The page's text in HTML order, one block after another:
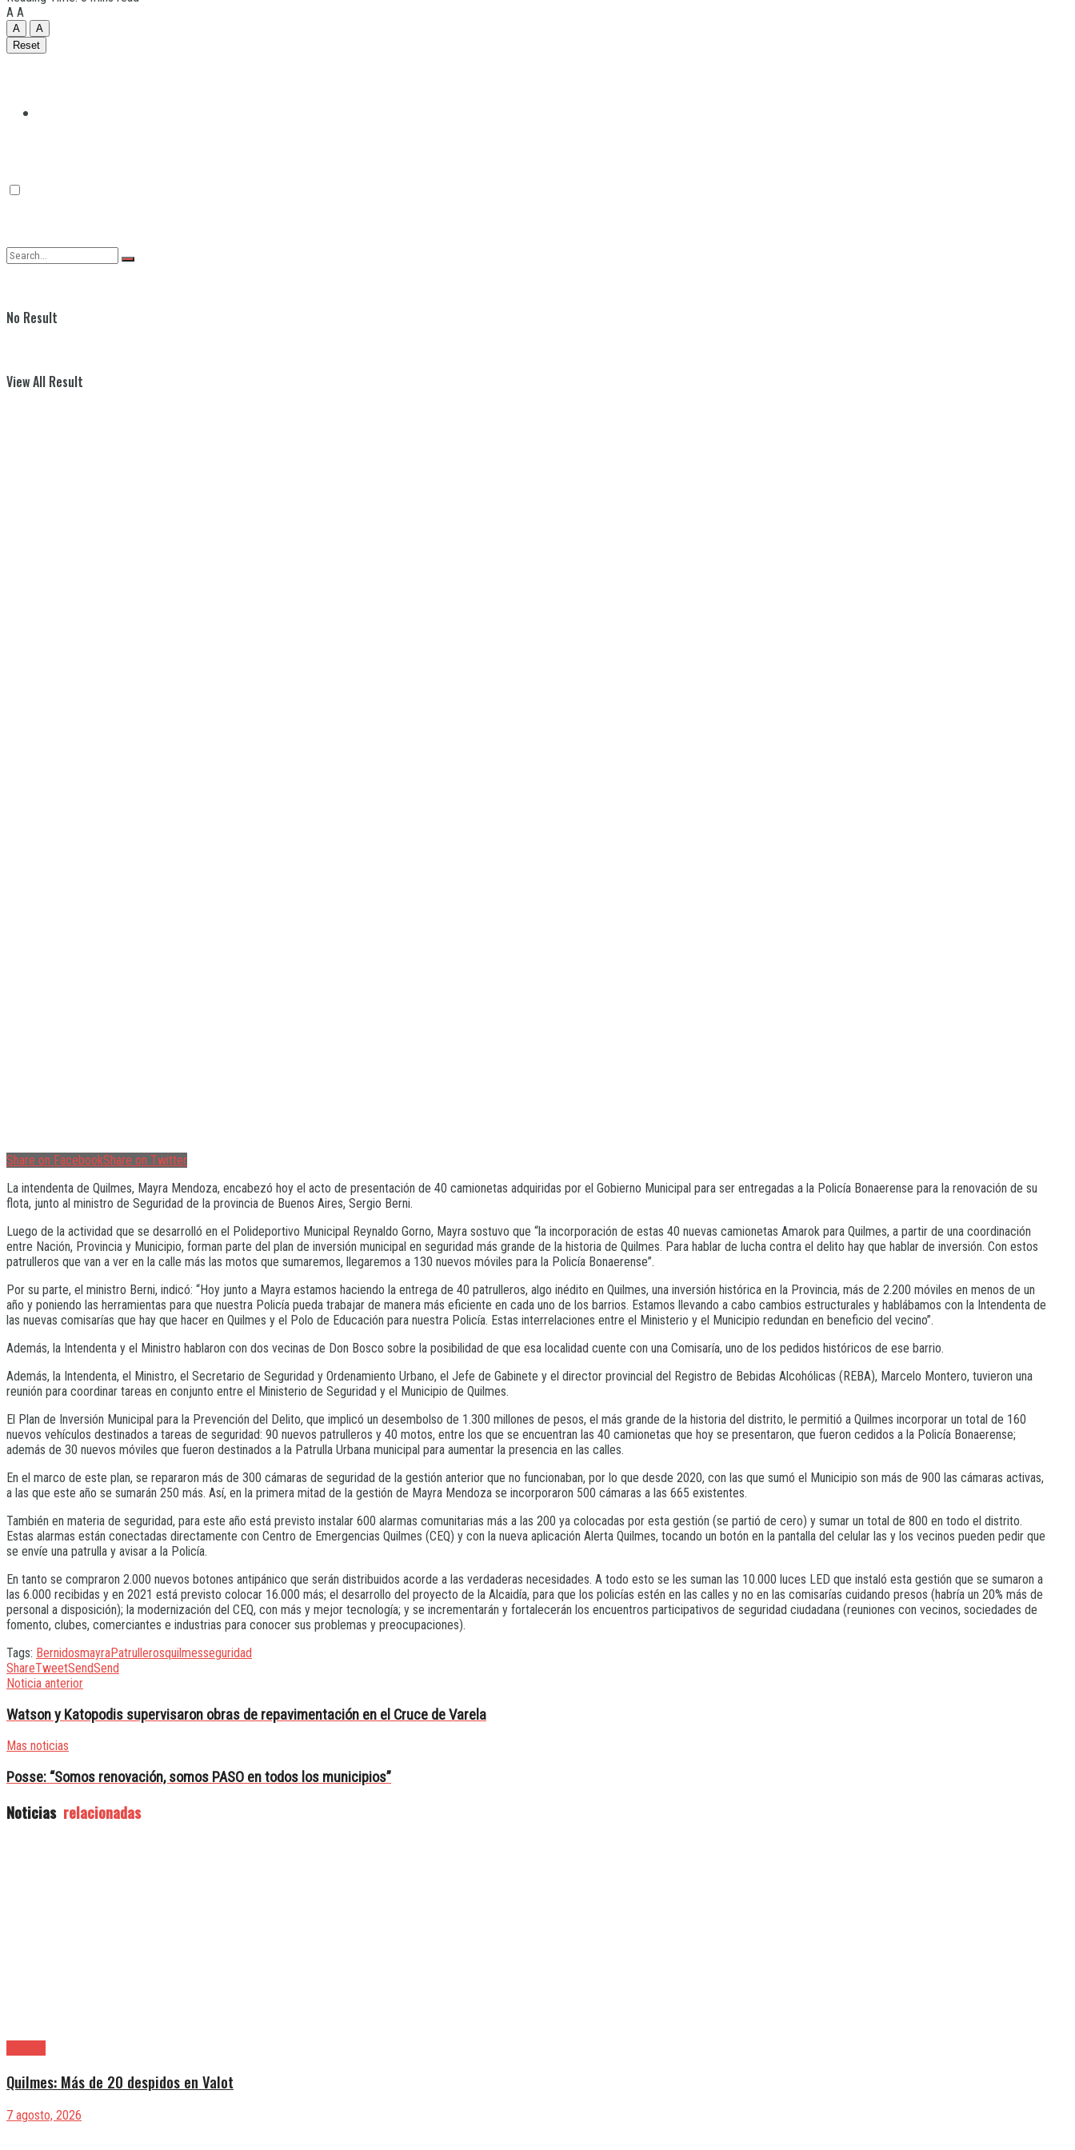
Quilmes
No Result
View All Result
A A
A
A
Reset
Share on FacebookShare on Twitter
La intendenta de Quilmes, Mayra Mendoza, encabezó hoy el acto de presentación de 40 camionetas adquiridas por el Gobierno Municipal para ser entregadas a la Policía Bonaerense para la renovación de su
flota, junto al ministro de Seguridad de la provincia de Buenos Aires, Sergio Berni.
Luego de la actividad que se desarrolló en el Polideportivo Municipal Reynaldo Gorno, Mayra sostuvo que “la incorporación de estas 40 nuevas camionetas Amarok para Quilmes, a partir de una coordinación
entre Nación, Provincia y Municipio, forman parte del plan de inversión municipal en seguridad más grande de la historia de Quilmes. Para hablar de lucha contra el delito hay que hablar de inversión. Con estos
patrulleros que van a ver en la calle más las motos que sumaremos, llegaremos a 130 nuevos móviles para la Policía Bonaerense”.
Por su parte, el ministro Berni, indicó: “Hoy junto a Mayra estamos haciendo la entrega de 40 patrulleros, algo inédito en Quilmes, una inversión histórica en la Provincia, más de 2.200 móviles en menos de un
año y poniendo las herramientas para que nuestra Policía pueda trabajar de manera más eficiente en cada uno de los barrios. Estamos llevando a cabo cambios estructurales y hablábamos con la Intendenta de
las nuevas comisarías que hay que hacer en Quilmes y el Polo de Educación para nuestra Policía. Estas interrelaciones entre el Ministerio y el Municipio redundan en beneficio del vecino”.
Además, la Intendenta y el Ministro hablaron con dos vecinas de Don Bosco sobre la posibilidad de que esa localidad cuente con una Comisaría, uno de los pedidos históricos de ese barrio.
Además, la Intendenta, el Ministro, el Secretario de Seguridad y Ordenamiento Urbano, el Jefe de Gabinete y el director provincial del Registro de Bebidas Alcohólicas (REBA), Marcelo Montero, tuvieron una
reunión para coordinar tareas en conjunto entre el Ministerio de Seguridad y el Municipio de Quilmes.
El Plan de Inversión Municipal para la Prevención del Delito, que implicó un desembolso de 1.300 millones de pesos, el más grande de la historia del distrito, le permitió a Quilmes incorporar un total de 160
nuevos vehículos destinados a tareas de seguridad: 90 nuevos patrulleros y 40 motos, entre los que se encuentran las 40 camionetas que hoy se presentaron, que fueron cedidos a la Policía Bonaerense;
además de 30 nuevos móviles que fueron destinados a la Patrulla Urbana municipal para aumentar la presencia en las calles.
En el marco de este plan, se repararon más de 300 cámaras de seguridad de la gestión anterior que no funcionaban, por lo que desde 2020, con las que sumó el Municipio son más de 900 las cámaras activas,
a las que este año se sumarán 250 más. Así, en la primera mitad de la gestión de Mayra Mendoza se incorporaron 500 cámaras a las 665 existentes.
También en materia de seguridad, para este año está previsto instalar 600 alarmas comunitarias más a las 200 ya colocadas por esta gestión (se partió de cero) y sumar un total de 800 en todo el distrito.
Estas alarmas están conectadas directamente con Centro de Emergencias Quilmes (CEQ) y con la nueva aplicación Alerta Quilmes, tocando un botón en la pantalla del celular las y los vecinos pueden pedir que
se envíe una patrulla y avisar a la Policía.
En tanto se compraron 2.000 nuevos botones antipánico que serán distribuidos acorde a las verdaderas necesidades. A todo esto se les suman las 10.000 luces LED que instaló esta gestión que se sumaron a
las 6.000 recibidas y en 2021 está previsto colocar 16.000 más; el desarrollo del proyecto de la Alcaidía, para que los policías estén en las calles y no en las comisarías cuidando presos (habría un 20% más de
personal a disposición); la modernización del CEQ, con más y mejor tecnología; y se incrementarán y fortalecerán los encuentros participativos de seguridad ciudadana (reuniones con vecinos, sociedades de
fomento, clubes, comerciantes e industrias para conocer sus problemas y preocupaciones).
Tags: BernidosmayraPatrullerosquilmesseguridad
ShareTweetSendSend
Noticia anterior
Watson y Katopodis supervisaron obras de repavimentación en el Cruce de Varela
Mas noticias
Posse: “Somos renovación, somos PASO en todos los municipios”
Noticias relacionadas
Quilmes: Más de 20 despidos en Valot
7 agosto, 2026